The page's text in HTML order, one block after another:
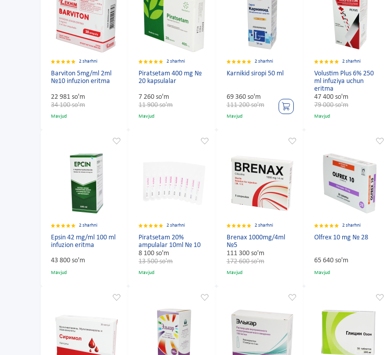
2 sharhni
Barviton 5mg/ml 2ml
№10 infuzion eritma
22 981 so'm
34 100 so'm
Mavjud
2 sharhni
Piratsetam 400 mg №
20 kapsulalar
7 260 so'm
11 900 so'm
Mavjud
2 sharhni
Karnikid siropi 50 ml
69 360 so'm
111 200 so'm
Mavjud
2 sharhni
Volustim Plus 6% 250
ml infuziya uchun
eritma
47 400 so'm
79 000 so'm
Mavjud
2 sharhni
Epsin 42 mg/ml 100 ml
infuzion eritma
43 800 so'm
Mavjud
2 sharhni
Piratsetam 20%
ampulalar 10ml № 10
8 100 so'm
13 500 so'm
Mavjud
2 sharhni
Brenax 1000mg/4ml
№5
111 300 so'm
172 600 so'm
Mavjud
2 sharhni
Olfrex 10 mg № 28
65 640 so'm
Mavjud